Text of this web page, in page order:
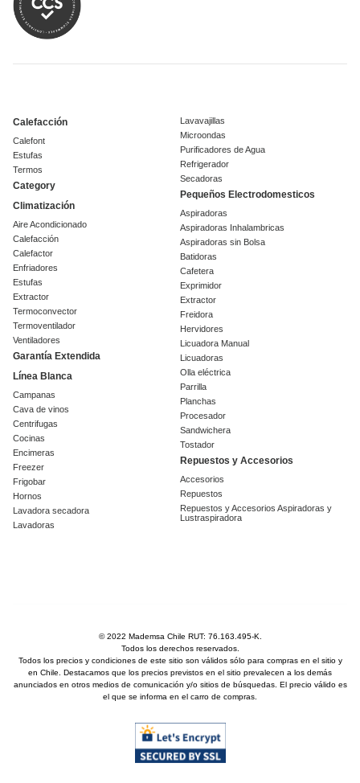
Calefacción
Calefont
Estufas
Termos
Category
Climatización
Aire Acondicionado
Calefacción
Calefactor
Enfriadores
Estufas
Extractor
Termoconvector
Termoventilador
Ventiladores
Garantía Extendida
Línea Blanca
Campanas
Cava de vinos
Centrifugas
Cocinas
Encimeras
Freezer
Frigobar
Hornos
Lavadora secadora
Lavadoras
Lavavajillas
Microondas
Purificadores de Agua
Refrigerador
Secadoras
Pequeños Electrodomesticos
Aspiradoras
Aspiradoras Inhalambricas
Aspiradoras sin Bolsa
Batidoras
Cafetera
Exprimidor
Extractor
Freidora
Hervidores
Licuadora Manual
Licuadoras
Olla eléctrica
Parrilla
Planchas
Procesador
Sandwichera
Tostador
Repuestos y Accesorios
Accesorios
Repuestos
Repuestos y Accesorios Aspiradoras y
Lustraspiradora
© 2022 Mademsa Chile RUT: 76.163.495-K.
Todos los derechos reservados.
Todos los precios y condiciones de este sitio son válidos sólo para compras en el sitio y
en Chile. Destacamos que los precios previstos en el sitio prevalecen a los demás
anunciados en otros medios de comunicación y/o sitios de búsquedas. El precio válido es
el que se informa en el carro de compras.